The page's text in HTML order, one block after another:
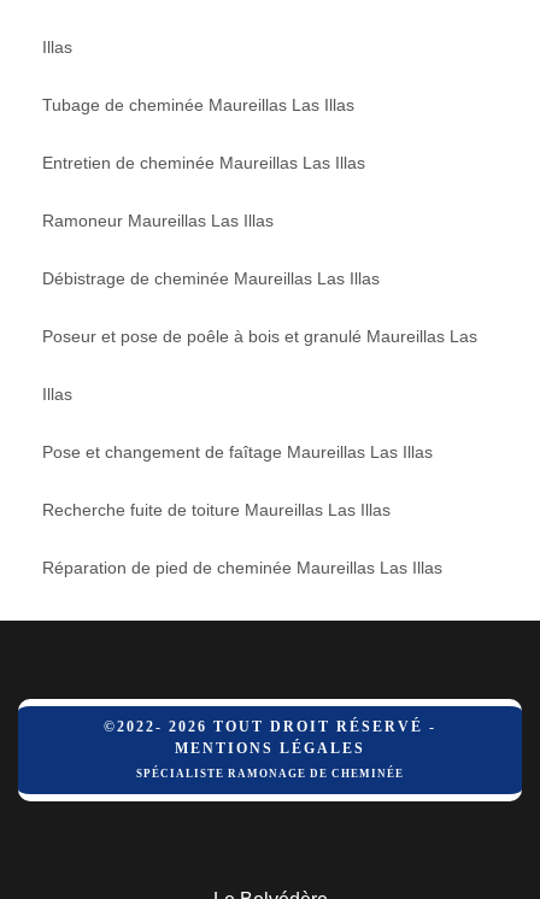
Illas
Tubage de cheminée Maureillas Las Illas
Entretien de cheminée Maureillas Las Illas
Ramoneur Maureillas Las Illas
Débistrage de cheminée Maureillas Las Illas
Poseur et pose de poêle à bois et granulé Maureillas Las
Illas
Pose et changement de faîtage Maureillas Las Illas
Recherche fuite de toiture Maureillas Las Illas
Réparation de pied de cheminée Maureillas Las Illas
©2022- 2026 TOUT DROIT RÉSERVÉ -
MENTIONS LÉGALES
SPÉCIALISTE RAMONAGE DE CHEMINÉE